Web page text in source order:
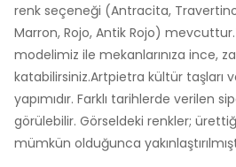
renk seçeneği (Antracita,
Marron, Rojo, Antik Rojo)
modelimiz ile mekanlarınıza ince,
katabilirsiniz.Artpietra kültür taşları
yapımıdır. Farklı tarihlerde verilen
görülebilir. Görseldeki renkler;
mümkün olduğunca